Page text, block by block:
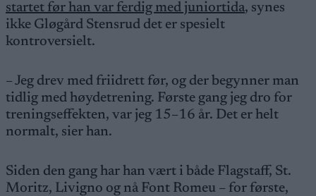
startet før han var ferdig med juniortida, synes
ikke Gløgård Stensrud det er spesielt
kontroversielt.
– Jeg drev med friidrett før, og der begynner man
tidlig med høydetrening. Første gang jeg dro for
treningseffekten, var jeg 15–16 år. Det er helt
normalt, sier han.
Siden den gang har han vært i både Flagstaff, St.
Moritz, Livigno og nå Font Romeu – for første,